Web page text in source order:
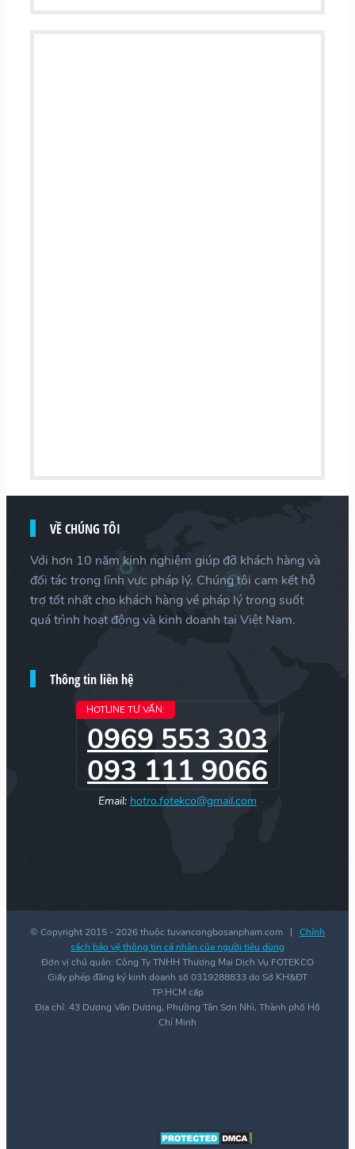
VỀ CHÚNG TÔI
Với hơn 10 năm kinh nghiệm giúp đỡ khách hàng và
đối tác trong lĩnh vực pháp lý. Chúng tôi cam kết hỗ
trợ tốt nhất cho khách hàng về pháp lý trong suốt
quá trình hoạt động và kinh doanh tại Việt Nam.
Thông tin liên hệ
HOTLINE TƯ VẤN:
0969 553 303
093 111 9066
Email: hotro.fotekco@gmail.com
© Copyright 2015 - 2026 thuộc tuvancongbosanpham.com | Chính
sách bảo vệ thông tin cá nhân của người tiêu dùng
Đơn vị chủ quản: Công Ty TNHH Thương Mại Dịch Vụ FOTEKCO
Giấy phép đăng ký kinh doanh số 0319288833 do Sở KH&ĐT
TP.HCM cấp
Địa chỉ: 43 Dương Văn Dương, Phường Tân Sơn Nhì, Thành phố Hồ
Chí Minh